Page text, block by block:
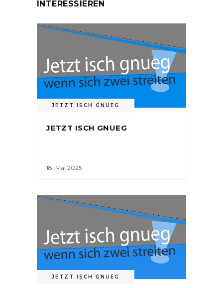
INTERESSIEREN
JETZT ISCH GNUEG
JETZT ISCH GNUEG
18. Mai 2025
JETZT ISCH GNUEG